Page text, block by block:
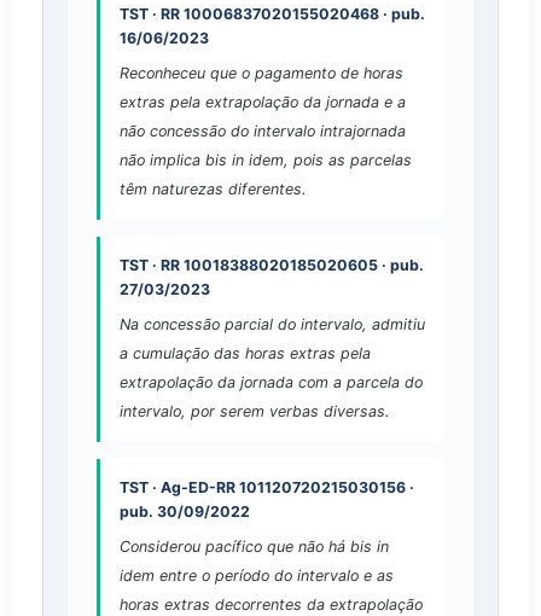
TST · RR 10006837020155020468 · pub.
16/06/2023
Reconheceu que o pagamento de horas
extras pela extrapolação da jornada e a
não concessão do intervalo intrajornada
não implica bis in idem, pois as parcelas
têm naturezas diferentes.
TST · RR 10018388020185020605 · pub.
27/03/2023
Na concessão parcial do intervalo, admitiu
a cumulação das horas extras pela
extrapolação da jornada com a parcela do
intervalo, por serem verbas diversas.
TST · Ag-ED-RR 101120720215030156 ·
pub. 30/09/2022
Considerou pacífico que não há bis in
idem entre o período do intervalo e as
horas extras decorrentes da extrapolação